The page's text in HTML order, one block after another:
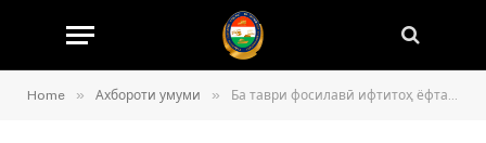
Home » Ахбороти умуми » Ба таври фосилавӣ ифтитоҳ ёфтани маркази хизматрасонии сайёҳӣ дар деҳаи Булёни Поён ва 50 километр роҳҳои мумфаршгардидаи ҳудуди ноҳияи Данғара